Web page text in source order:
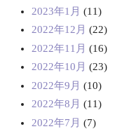
2023年1月 (11)
2022年12月 (22)
2022年11月 (16)
2022年10月 (23)
2022年9月 (10)
2022年8月 (11)
2022年7月 (7)